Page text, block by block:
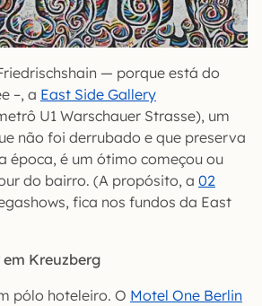
— porque está do
–, a East Side Gallery
U1 Warschauer Strasse), um
não foi derrubado e que preserva
época, é um ótimo começou ou
do bairro. (A propósito, a 02
fica nos fundos da East
Kreuzberg
pólo hoteleiro. O Motel One Berlin